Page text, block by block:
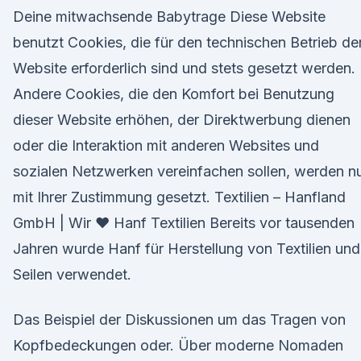
Deine mitwachsende Babytrage Diese Website
benutzt Cookies, die für den technischen Betrieb
Website erforderlich sind und stets gesetzt werden.
Andere Cookies, die den Komfort bei Benutzung
dieser Website erhöhen, der Direktwerbung dienen
oder die Interaktion mit anderen Websites und
sozialen Netzwerken vereinfachen sollen, werden
mit Ihrer Zustimmung gesetzt. Textilien – Hanfland
GmbH | Wir ♥ Hanf Textilien Bereits vor tausenden
Jahren wurde Hanf für Herstellung von Textilien und
Seilen verwendet.
Das Beispiel der Diskussionen um das Tragen von
Kopfbedeckungen oder. Über moderne Nomaden